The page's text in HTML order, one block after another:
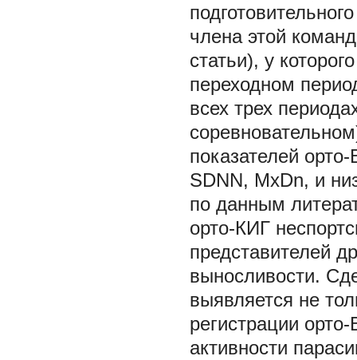
члена этой
статьи), у
переходном
всех трех
показателей
SDNN, MxDn, и
по данным
орто-КИГ
представителей
выносливости.
выявляется не
регистрации
активности